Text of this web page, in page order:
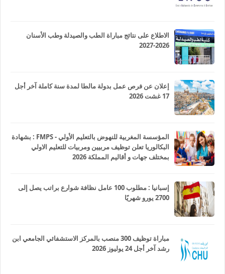
الاطلاع على نتائج مباراة الطب والصيدلة وطب الأسنان
2026-2027
إعلان عن فرص عمل بدولة مالطا لمدة سنة كاملة آخر أجل
17 غشت 2026
المؤسسة المغربية للنهوض بالتعليم الأولي - FMPS : بشهادة
البكالوريا تعلن توظيف مربيين ومربيات للتعليم الاولي
بمختلف جهات و أقاليم المملكة 2026
إسبانيا : مطلوب 100 عامل نظافة شوارع براتب يصل إلى
2700 يورو شهريًا
مباراة توظيف 300 منصب بالمركز الاستشفائي الجامعي ابن
رشد آخر أجل 24 يوليوز 2026